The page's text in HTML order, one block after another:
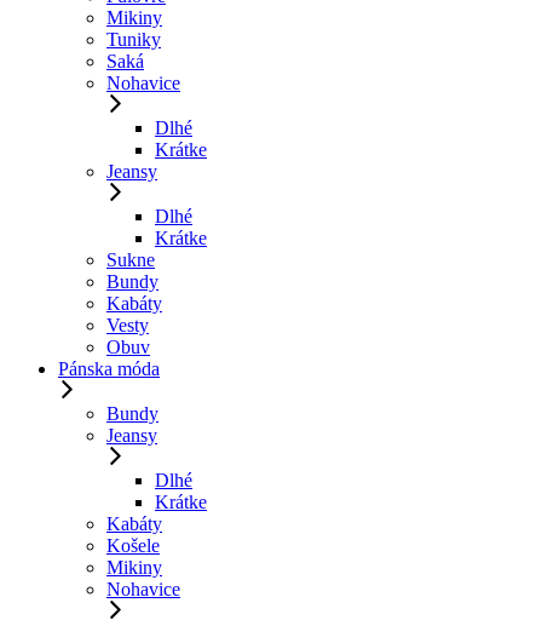
Mikiny
Tuniky
Saká
Nohavice
Dlhé
Krátke
Jeansy
Dlhé
Krátke
Sukne
Bundy
Kabáty
Vesty
Obuv
Pánska móda
Bundy
Jeansy
Dlhé
Krátke
Kabáty
Košele
Mikiny
Nohavice